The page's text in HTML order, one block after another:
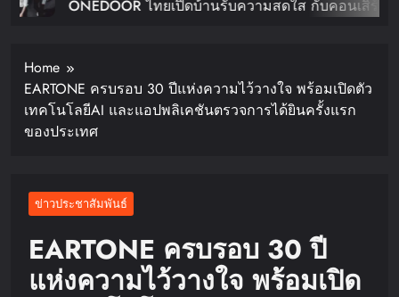
ONEDOOR ไทยเปิดบ้านรับความสดใส กับคอนเสิร์ต
Home
EARTONE ครบรอบ 30 ปีแห่งความไว้วางใจ พร้อมเปิดตัว
เทคโนโลยีAI และแอปพลิเคชันตรวจการได้ยินครั้งแรก
ของประเทศ
ข่าวประชาสัมพันธ์
EARTONE ครบรอบ 30 ปี
แห่งความไว้วางใจ พร้อมเปิด